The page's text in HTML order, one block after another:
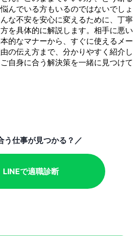
んでいる方もいるのではないでしょ
な不安を安心に変えるために、丁寧
を具体的に解説します。相手に悪い
的なマナーから、すぐに使えるメー
の伝え方まで、分かりやすく紹介し
自身に合う解決策を一緒に見つけて
う仕事が見つかる？／
LINEで適職診断